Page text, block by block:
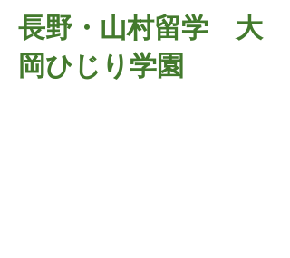
長野・山村留学 大
岡ひじり学園